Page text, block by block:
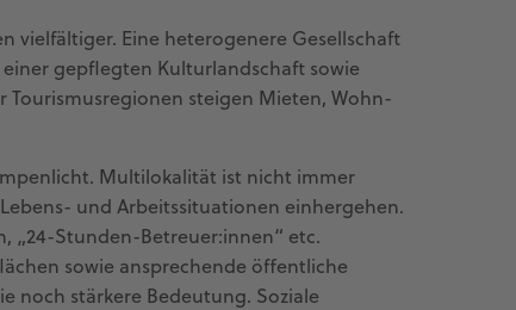
vielfältiger. Eine heterogenere Gesellschaft
gepflegten Kulturlandschaft sowie
Tourismusregionen steigen Mieten, Wohn-
Multilokalität ist nicht immer
und Arbeitssituationen einhergehen.
„24-Stunden-Betreuer:innen“ etc.
sowie ansprechende öffentliche
noch stärkere Bedeutung. Soziale